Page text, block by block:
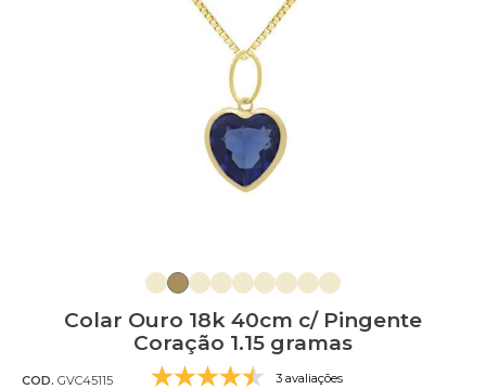
Colar Ouro 18k 40cm c/ Pingente
Coração 1.15 gramas
COD. GVC45115 3 avaliações